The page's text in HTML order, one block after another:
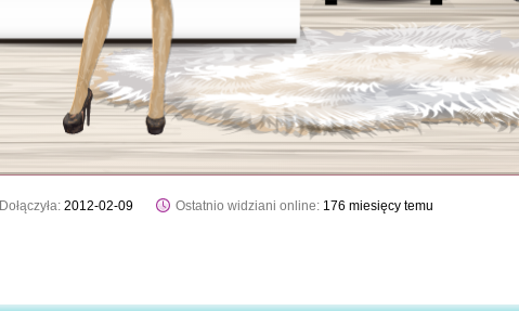
Dołączyła: 2012-02-09 Ostatnio widziani online: 176 miesięcy temu